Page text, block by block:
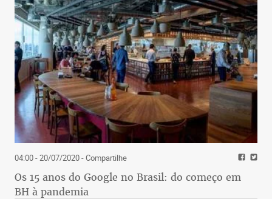
04:00 - 20/07/2020- Compartilhe
Os 15 anos do Google no Brasil: do começo em
BH à pandemia